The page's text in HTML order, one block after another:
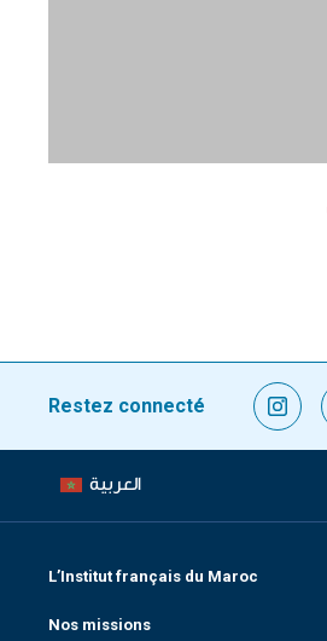
Restez connecté
العربية
L’Institut français du Maroc
Nos missions